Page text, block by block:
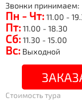
Звонки принимаем:
Пн - Чт: 11.00 -
Пт: 11.00 - 18.30
Сб: 11.30 - 15.00
Вс: Выходной
Стоимость тура